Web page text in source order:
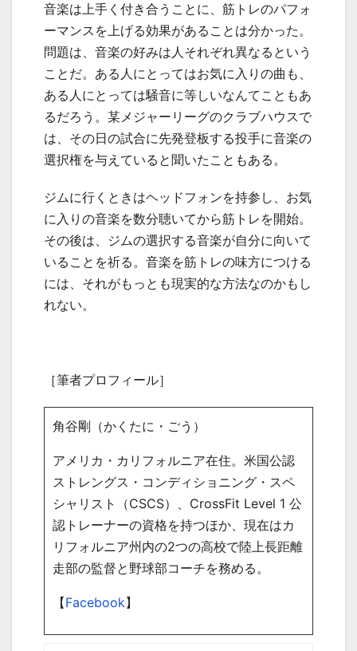
音楽は上手く付き合うことに、筋トレのパフォ
ーマンスを上げる効果があることは分かった。
問題は、音楽の好みは人それぞれ異なるという
ことだ。ある人にとってはお気に入りの曲も、
ある人にとっては騒音に等しいなんてこともあ
るだろう。某メジャーリーグのクラブハウスで
は、その日の試合に先発登板する投手に音楽の
選択権を与えていると聞いたこともある。
ジムに行くときはヘッドフォンを持参し、お気
に入りの音楽を数分聴いてから筋トレを開始。
その後は、ジムの選択する音楽が自分に向いて
いることを祈る。音楽を筋トレの味方につける
には、それがもっとも現実的な方法なのかもし
れない。
［筆者プロフィール］
角谷剛（かくたに・ごう）
アメリカ・カリフォルニア在住。米国公認
ストレングス・コンディショニング・スペ
シャリスト（CSCS）、 CrossFit Level 1 公
認トレーナーの資格を持つほか、現在はカ
リフォルニア州内の2つの高校で陸上長距離
走部の監督と野球部コーチを務める。
【Facebook】